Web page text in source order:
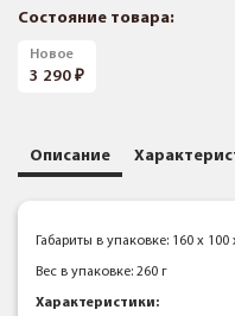
Состояние товара:
Новое
3 290
Описание
Габариты в упаковке: 160 x
Вес в упаковке: 260 г
Характеристики: